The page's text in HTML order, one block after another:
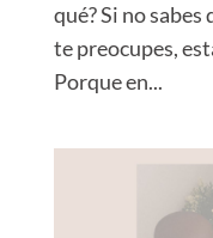
qué? Si no
te preocupes,
Porque en...